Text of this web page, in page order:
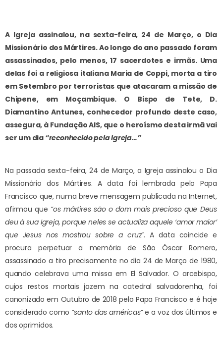
A Igreja assinalou, na sexta-feira, 24 de Março, o Dia
Missionário dos Mártires. Ao longo do ano passado foram
assassinados, pelo menos, 17 sacerdotes e irmãs. Uma
delas foi a religiosa italiana Maria de Coppi, morta a tiro
em Setembro por terroristas que atacaram a missão de
Chipene, em Moçambique. O Bispo de Tete, D.
Diamantino Antunes, conhecedor profundo deste caso,
assegura, à Fundação AIS, que o heroísmo desta irmã vai
ser um dia “reconhecido pela Igreja…”
Na passada sexta-feira, 24 de Março, a Igreja assinalou o Dia
Missionário dos Mártires. A data foi lembrada pelo Papa
Francisco que, numa breve mensagem publicada na Internet,
afirmou que “os mártires são o dom mais precioso que Deus
deu à sua Igreja, porque neles se actualiza aquele ‘amor maior’
que Jesus nos mostrou sobre a cruz”. A data coincide e
procura perpetuar a memória de São Óscar Romero,
assassinado a tiro precisamente no dia 24 de Março de 1980,
quando celebrava uma missa em El Salvador. O arcebispo,
cujos restos mortais jazem na catedral salvadorenha, foi
canonizado em Outubro de 2018 pelo Papa Francisco e é hoje
considerado como “santo das américas”e a voz dos últimos e
dos oprimidos.